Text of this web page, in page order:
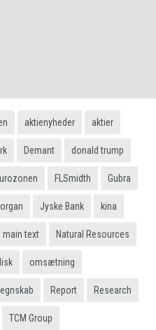
aktienyheder aktier
Demant donald trump
FLSmidth Gubra
Jyske Bank kina
main text Natural Resources
omsætning
Report Research
TCM Group